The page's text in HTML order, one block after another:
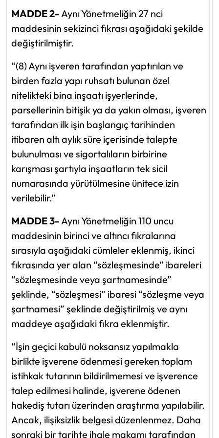
MADDE 2- Aynı Yönetmeliğin 27 nci
maddesinin sekizinci fıkrası aşağıdaki şekilde
değiştirilmiştir.
“(8) Aynı işveren tarafından yaptırılan ve
birden fazla yapı ruhsatı bulunan özel
nitelikteki bina inşaatı işyerlerinde,
parsellerinin bitişik ya da yakın olması, işveren
tarafından ilk işin başlangıç tarihinden
itibaren altı aylık süre içerisinde talepte
bulunulması ve sigortalıların birbirine
karışması şartıyla inşaatların tek sicil
numarasında yürütülmesine ünitece izin
verilebilir.”
MADDE 3- Aynı Yönetmeliğin 110 uncu
maddesinin birinci ve altıncı fıkralarına
sırasıyla aşağıdaki cümleler eklenmiş, ikinci
fıkrasında yer alan “sözleşmesinde” ibareleri
“sözleşmesinde veya şartnamesinde”
şeklinde, “sözleşmesi” ibaresi “sözleşme veya
şartnamesi” şeklinde değiştirilmiş ve aynı
maddeye aşağıdaki fıkra eklenmiştir.
“İşin geçici kabulü noksansız yapılmakla
birlikte işverene ödenmesi gereken toplam
istihkak tutarının bildirilmemesi ve işverence
talep edilmesi halinde, işverene ödenen
hakediş tutarı üzerinden araştırma yapılabilir.
Ancak, ilişiksizlik belgesi düzenlenmez. Daha
sonraki bir tarihte ihale makamı tarafından